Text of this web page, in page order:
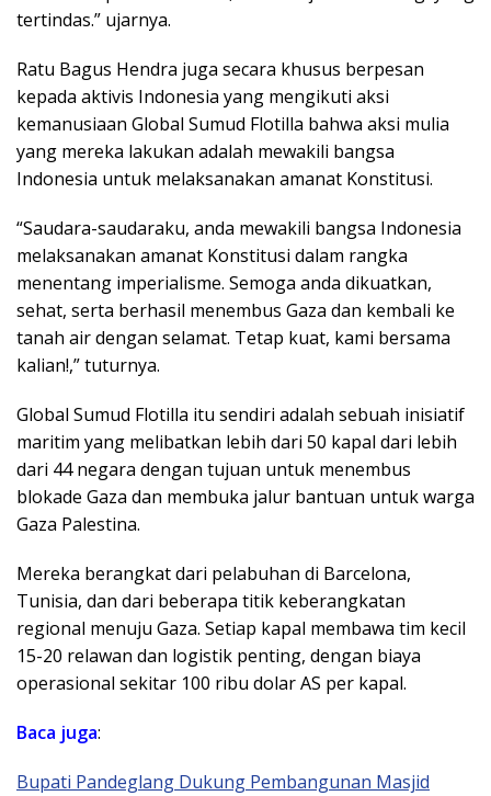
tertindas.” ujarnya.
Ratu Bagus Hendra juga secara khusus berpesan
kepada aktivis Indonesia yang mengikuti aksi
kemanusiaan Global Sumud Flotilla bahwa aksi mulia
yang mereka lakukan adalah mewakili bangsa
Indonesia untuk melaksanakan amanat Konstitusi.
“Saudara-saudaraku, anda mewakili bangsa Indonesia
melaksanakan amanat Konstitusi dalam rangka
menentang imperialisme. Semoga anda dikuatkan,
sehat, serta berhasil menembus Gaza dan kembali ke
tanah air dengan selamat. Tetap kuat, kami bersama
kalian!,” tuturnya.
Global Sumud Flotilla itu sendiri adalah sebuah inisiatif
maritim yang melibatkan lebih dari 50 kapal dari lebih
dari 44 negara dengan tujuan untuk menembus
blokade Gaza dan membuka jalur bantuan untuk warga
Gaza Palestina.
Mereka berangkat dari pelabuhan di Barcelona,
Tunisia, dan dari beberapa titik keberangkatan
regional menuju Gaza. Setiap kapal membawa tim kecil
15-20 relawan dan logistik penting, dengan biaya
operasional sekitar 100 ribu dolar AS per kapal.
Baca juga:
Bupati Pandeglang Dukung Pembangunan Masjid